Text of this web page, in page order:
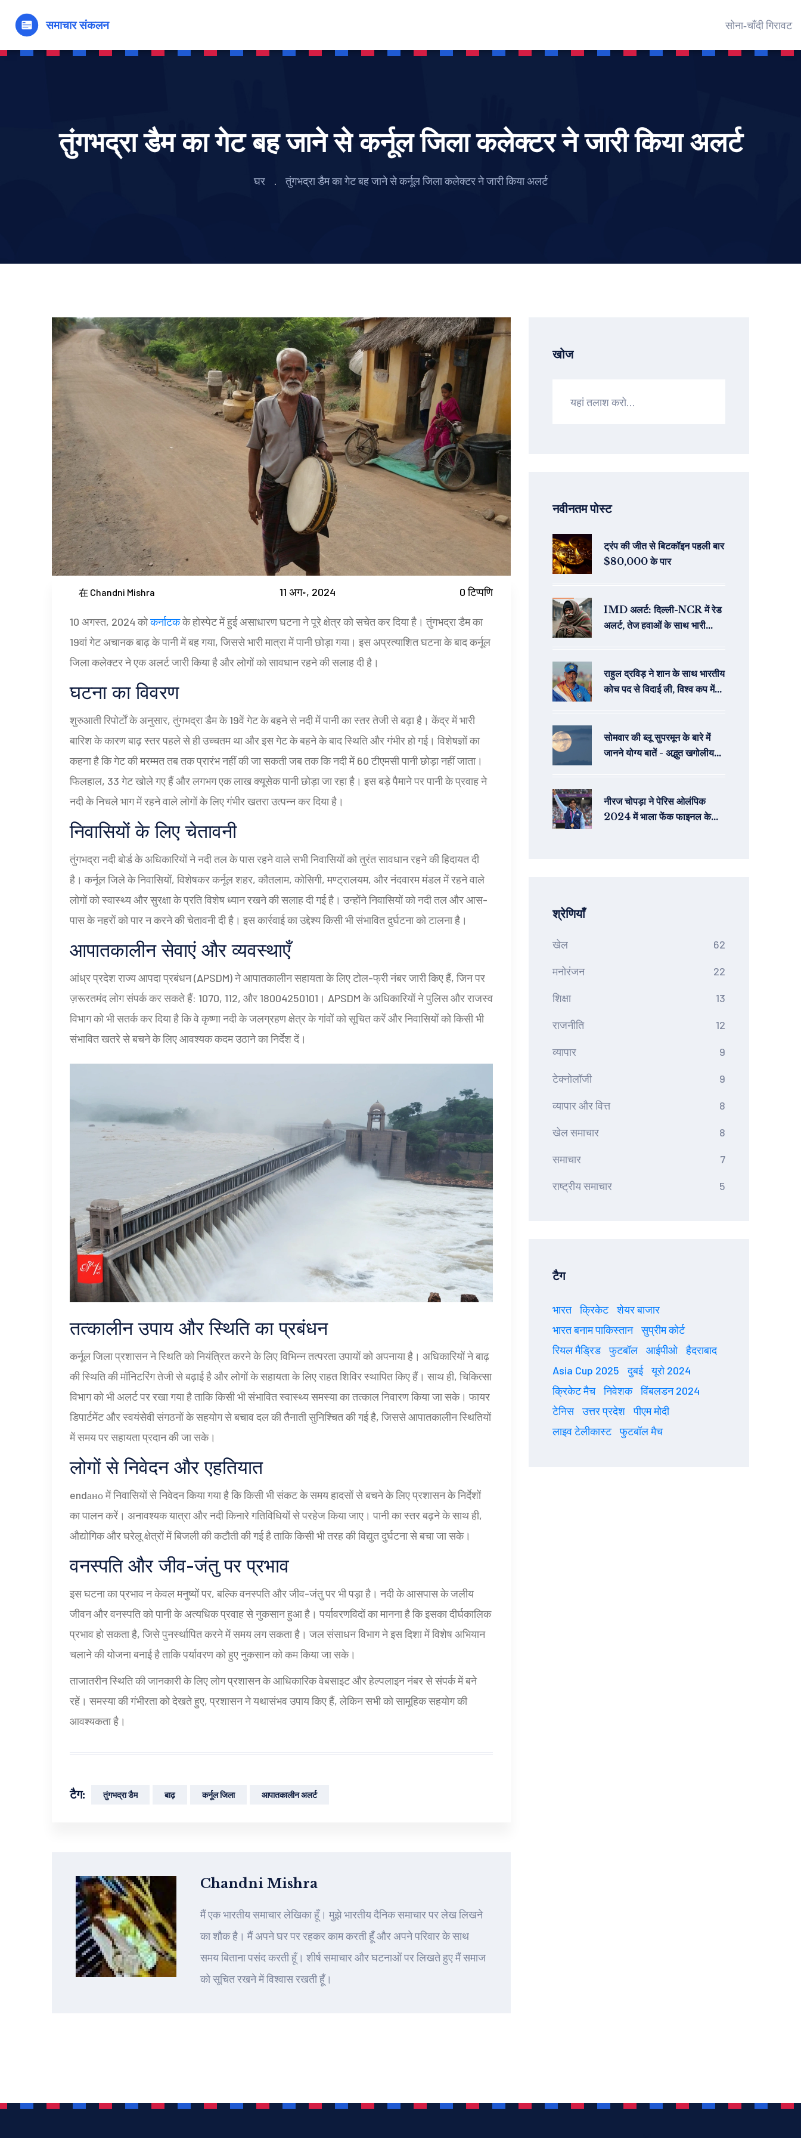
सोना‑चाँदी गिरावट
तुंगभद्रा डैम का गेट बह जाने से कर्नूल जिला कलेक्टर ने जारी किया अलर्ट
घर तुंगभद्रा डैम का गेट बह जाने से कर्नूल जिला कलेक्टर ने जारी किया अलर्ट
在 Chandni Mishra 11 अग॰, 2024 0 टिप्पणि
10 अगस्त, 2024 कोकर्नाटकके होस्पेट में हुई असाधारण घटना ने पूरे क्षेत्र को सचेत कर दिया है। तुंगभद्रा डैम का
19वां गेट अचानक बाढ़ के पानी में बह गया, जिससे भारी मात्रा में पानी छोड़ा गया। इस अप्रत्याशित घटना के बाद कर्नूल
जिला कलेक्टर ने एक अलर्ट जारी किया है और लोगों को सावधान रहने की सलाह दी है।
घटना का विवरण
शुरुआती रिपोर्टों के अनुसार, तुंगभद्रा डैम के 19वें गेट के बहने से नदी में पानी का स्तर तेजी से बढ़ा है। केंद्र में भारी
बारिश के कारण बाढ़ स्तर पहले से ही उच्चतम था और इस गेट के बहने के बाद स्थिति और गंभीर हो गई। विशेषज्ञों का
कहना है कि गेट की मरम्मत तब तक प्रारंभ नहीं की जा सकती जब तक कि नदी में 60 टीएमसी पानी छोड़ा नहीं जाता।
फिलहाल, 33 गेट खोले गए हैं और लगभग एक लाख क्यूसेक पानी छोड़ा जा रहा है। इस बड़े पैमाने पर पानी के प्रवाह ने
नदी के निचले भाग में रहने वाले लोगों के लिए गंभीर खतरा उत्पन्न कर दिया है।
निवासियों के लिए चेतावनी
तुंगभद्रा नदी बोर्ड के अधिकारियों ने नदी तल के पास रहने वाले सभी निवासियों को तुरंत सावधान रहने की हिदायत दी
है। कर्नूल जिले के निवासियों, विशेषकर कर्नूल शहर, कौतलाम, कोसिगी, मण्ट्रालयम, और नंदवारम मंडल में रहने वाले
लोगों को स्वास्थ्य और सुरक्षा के प्रति विशेष ध्यान रखने की सलाह दी गई है। उन्होंने निवासियों को नदी तल और आस-
पास के नहरों को पार न करने की चेतावनी दी है। इस कार्रवाई का उद्देश्य किसी भी संभावित दुर्घटना को टालना है।
आपातकालीन सेवाएं और व्यवस्थाएँ
आंध्र प्रदेश राज्य आपदा प्रबंधन (APSDM) ने आपातकालीन सहायता के लिए टोल-फ्री नंबर जारी किए हैं, जिन पर
ज़रूरतमंद लोग संपर्क कर सकते हैं: 1070, 112, और 18004250101। APSDM के अधिकारियों ने पुलिस और राजस्व
विभाग को भी सतर्क कर दिया है कि वे कृष्णा नदी के जलग्रहण क्षेत्र के गांवों को सूचित करें और निवासियों को किसी भी
संभावित खतरे से बचने के लिए आवश्यक कदम उठाने का निर्देश दें।
तत्कालीन उपाय और स्थिति का प्रबंधन
कर्नूल जिला प्रशासन ने स्थिति को नियंत्रित करने के लिए विभिन्न तत्परता उपायों को अपनाया है। अधिकारियों ने बाढ़
की स्थिति की मॉनिटरिंग तेजी से बढ़ाई है और लोगों के सहायता के लिए राहत शिविर स्थापित किए हैं। साथ ही, चिकित्सा
विभाग को भी अलर्ट पर रखा गया है ताकि किसी भी संभावित स्वास्थ्य समस्या का तत्काल निवारण किया जा सके। फायर
डिपार्टमेंट और स्वयंसेवी संगठनों के सहयोग से बचाव दल की तैनाती सुनिश्चित की गई है, जिससे आपातकालीन स्थितियों
में समय पर सहायता प्रदान की जा सके।
लोगों से निवेदन और एहतियात
endано में निवासियों से निवेदन किया गया है कि किसी भी संकट के समय हादसों से बचने के लिए प्रशासन के निर्देशों
का पालन करें। अनावश्यक यात्रा और नदी किनारे गतिविधियों से परहेज किया जाए। पानी का स्तर बढ़ने के साथ ही,
औद्योगिक और घरेलू क्षेत्रों में बिजली की कटौती की गई है ताकि किसी भी तरह की विद्युत दुर्घटना से बचा जा सके।
वनस्पति और जीव-जंतु पर प्रभाव
इस घटना का प्रभाव न केवल मनुष्यों पर, बल्कि वनस्पति और जीव-जंतु पर भी पड़ा है। नदी के आसपास के जलीय
जीवन और वनस्पति को पानी के अत्यधिक प्रवाह से नुकसान हुआ है। पर्यावरणविदों का मानना है कि इसका दीर्घकालिक
प्रभाव हो सकता है, जिसे पुनर्स्थापित करने में समय लग सकता है। जल संसाधन विभाग ने इस दिशा में विशेष अभियान
चलाने की योजना बनाई है ताकि पर्यावरण को हुए नुकसान को कम किया जा सके।
ताजातरीन स्थिति की जानकारी के लिए लोग प्रशासन के आधिकारिक वेबसाइट और हेल्पलाइन नंबर से संपर्क में बने
रहें। समस्या की गंभीरता को देखते हुए, प्रशासन ने यथासंभव उपाय किए हैं, लेकिन सभी को सामूहिक सहयोग की
आवश्यकता है।
टैग: तुंगभद्रा डैम बाढ़ कर्नूल जिला आपातकालीन अलर्ट
Chandni Mishra
मैं एक भारतीय समाचार लेखिका हूँ। मुझे भारतीय दैनिक समाचार पर लेख लिखने
का शौक है। मैं अपने घर पर रहकर काम करती हूँ और अपने परिवार के साथ
समय बिताना पसंद करती हूँ। शीर्ष समाचार और घटनाओं पर लिखते हुए मैं समाज
को सूचित रखने में विश्वास रखती हूँ।
खोज
नवीनतम पोस्ट
ट्रंप की जीत से बिटकॉइन पहली बार
$80,000 के पार
IMD अलर्ट: दिल्ली-NCR में रेड
अलर्ट, तेज हवाओं के साथ भारी
राहुल द्रविड़ ने शान के साथ भारतीय
कोच पद से विदाई ली, विश्व कप में
सोमवार की ब्लू सुपरमून के बारे में
जानने योग्य बातें - अद्भुत खगोलीय
नीरज चोपड़ा ने पेरिस ओलंपिक
2024 में भाला फेंक फाइनल के
श्रेणियाँ
खेल 62
मनोरंजन 22
शिक्षा 13
राजनीति 12
व्यापार 9
टेक्नोलॉजी 9
व्यापार और वित्त 8
खेल समाचार 8
समाचार 7
राष्ट्रीय समाचार 5
टैग
भारत क्रिकेट
शेयर बाजार
भारत बनाम पाकिस्तान
सुप्रीम कोर्ट
रियल मैड्रिड
फुटबॉल आईपीओ
हैदराबाद
Asia Cup 2025
दुबई
यूरो 2024
क्रिकेट मैच
निवेशक
विंबलडन 2024
टेनिस
उत्तर प्रदेश
पीएम मोदी
लाइव टेलीकास्ट
फुटबॉल मैच